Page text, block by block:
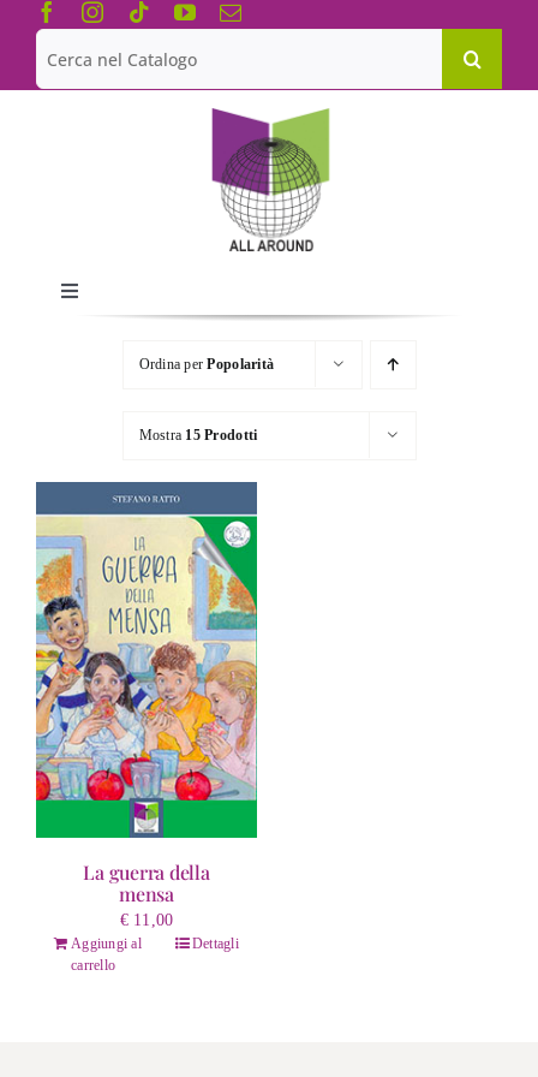
Salta
contenuto
Cerca
per:
Toggle
Navigation
Chi siamo
Le Collane
Catalogo
Ordina perPopolarità
Mostra 15 Prodotti
La guerra della
mensa
€11,00
Aggiungi al
carrello
Dettagli